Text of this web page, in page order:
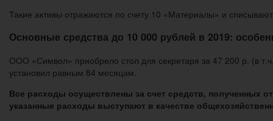
Такие активы отражаются по счету 10 «Материалы» и
Основные средства до 10 000 рублей в 2019:
ООО «Символ» приобрело стол для секретаря за 47 200 р. (в
установил равным 84 месяцам.
Все расходы осуществлены за счет средств, полученных
указанные расходы выступают в качестве